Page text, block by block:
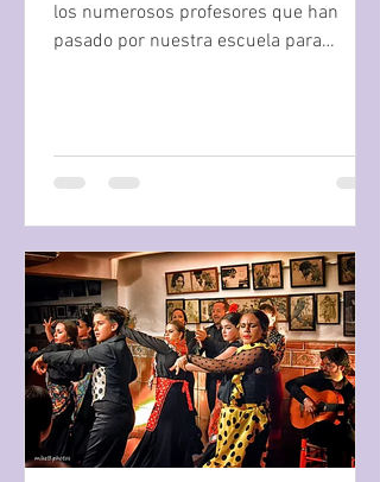
los numerosos profesores que han
pasado por nuestra escuela para